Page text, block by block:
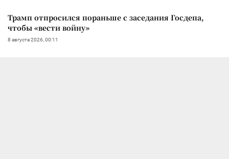
Трамп отпросился пораньше с заседания Госдепа,
чтобы «вести войну»
8 августа 2026, 00:11